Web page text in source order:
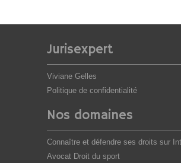
Jurisexpert
Viviane Gelles
Politique de confidentialité
Nos domaines
Connaître et défendre ses droits sur
Avocat Droit du sport